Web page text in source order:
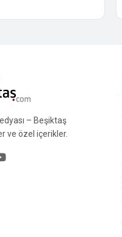
– Beşiktaş
ve özel içerikler.